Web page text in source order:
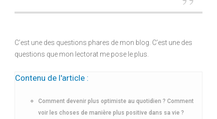
C’est une des questions phares de mon blog. C’est une des
questions que mon lectorat me pose le plus.
Contenu de l'article :
Comment devenir plus optimiste au quotidien ? Comment
voir les choses de manière plus positive dans sa vie ?